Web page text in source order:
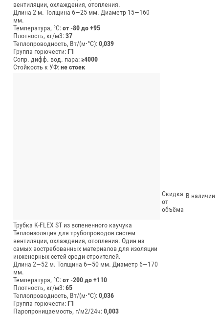
вентиляции, охлаждения, отопления.
Длина 2 м. Толщина 6—25 мм. Диаметр 15—160
мм.
Температура, °C:от -80 до +95
Плотность, кг/м3:37
Теплопроводность, Вт/(м⋅°С):0,039
Группа горючести:Г1
Сопр. дифф. вод. пара:≥4000
Стойкость к УФ:не стоек
Трубка K-FLEX ST из вспененного каучука
Теплоизоляция для трубопроводов систем
вентиляции, охлаждения, отопления. Один из
самых востребованных материалов для изоляции
инженерных сетей среди строителей.
Длина 2—52 м. Толщина 6—50 мм. Диаметр 6—170
мм.
Температура, °C:от -200 до +110
Плотность, кг/м3:65
Теплопроводность, Вт/(м⋅°С):0,036
Группа горючести:Г1
Паропроницаемость, г/м2/24ч:0,003
Скидка
от
объёма
В наличии